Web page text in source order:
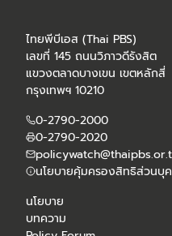
ไทยพีบีเอส (Thai PBS)
เลขที่ 145 ถนนวิภาวดีรังสิต
แขวงตลาดบางเขน เขตหลักสี่
กรุงเทพฯ 10210
0-2790-2000
0-2790-2020
นโยบายคุ้มครองสิทธิส่วนบุ
นโยบาย
บทความ